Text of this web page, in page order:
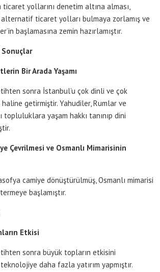
ticaret yollarını denetim altına alması,
ticaret yolları bulmaya zorlamış ve
başlamasına zemin hazırlamıştır.
Bir Arada Yaşamı
sonra İstanbul’u çok dinli ve çok
getirmiştir. Yahudiler, Rumlar ve
topluluklara yaşam hakkı tanınıp dini
Çevrilmesi ve Osmanlı Mimarisinin
camiye dönüştürülmüş, Osmanlı mimarisi
başlamıştır.
Etkisi
sonra büyük topların etkisini
daha fazla yatırım yapmıştır.